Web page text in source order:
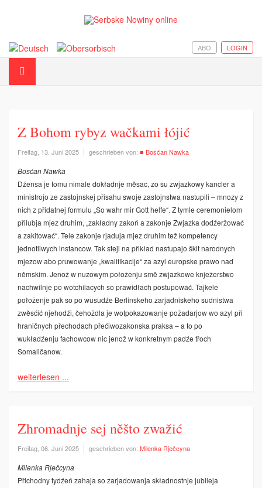
LOGIN
ABO
Z Bohom rybyz wačkami łójić
Freitag, 13. Juni 2025 geschrieben von: ■ Bosćan Nawka
Bosćan Nawka
Dźensa je tomu nimale dokładnje měsac, zo su zwjazkowy kancler a
ministrojo ze zastojnskej přisahu swoje zastojnstwa nastupili – mnozy z
nich z přidatnej formulu „So wahr mir Gott helfe“. Z tymle ceremonielom
přilubja mjez druhim, „zakładny zakoń a zakonje Zwjazka dodźeržować
a zakitować“. Tele zakonje rjaduja mjez druhim tež kompetency
jednotliwych instancow. Tak steji na přikład nastupajo škit narodnych
mjezow abo pruwowanje „kwalifikacije“ za azyl europske prawo nad
němskim. Jenož w nuzowym połoženju smě zwjazkowe knježerstwo
nachwilnje po wotchilacych so prawidłach postupować. Tajkele
połoženje pak so po wusudźe Berlinskeho zarjadniskeho sudnistwa
zwěsćić njehodźi, čehoždla je wotpokazowanje požadarjow wo azyl při
hraničnych přechodach přećiwozakonska praksa – a to po
wukładźenju fachowcow nic jenož w konkretnym padźe třoch
Somaličanow.
weiterlesen ...
Zhromadnje sej něšto zwažić
Freitag, 06. Juni 2025 geschrieben von: Milenka Rječcyna
Milenka Rječcyna
Přichodny tydźeń zahaja so zarjadowanja składnostnje jubileja